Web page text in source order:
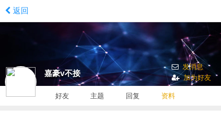
返回
嘉豪v不接
发消息
加为好友
好友 主题 回复 资料